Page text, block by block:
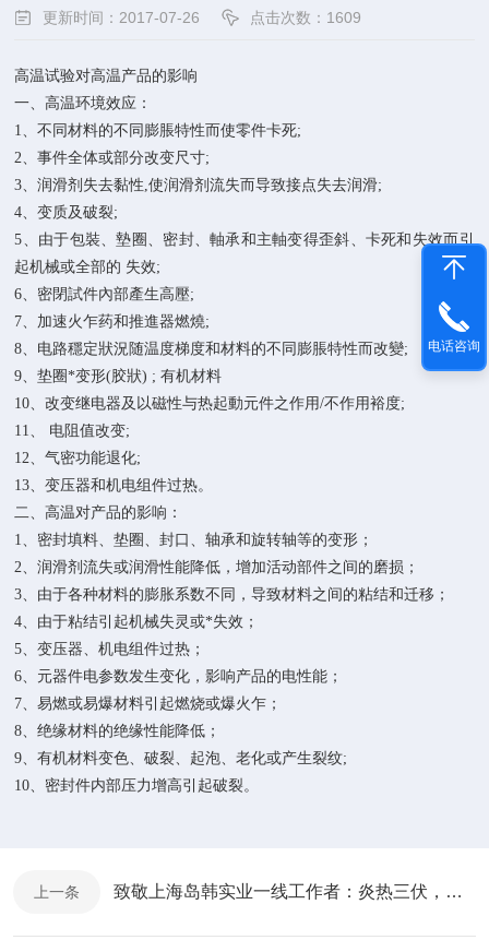
更新时间：2017-07-26 点击次数：1609
高温试验对高温产品的影响
一、高温环境效应：
1、不同材料的不同膨脹特性而使零件卡死;
2、事件全体或部分改变尺寸;
3、润滑剂失去黏性,使润滑剂流失而导致接点失去润滑;
4、变质及破裂;
5、 由于包裝、墊圈、密封、軸承和主軸变得歪斜、卡死和失效而引
起机械或全部的 失效;
6、 密閉試件內部產生高壓;
7、 加速火乍药和推進器燃燒;
8、 电路穩定狀況随温度梯度和材料的不同膨脹特性而改變;
9、垫圈*变形(胶狀) ; 有机材料
10、改变继电器及以磁性与热起動元件之作用/不作用裕度;
11、
电阻值改变;
12、气密功能退化;
13、变压器和机电组件过热。
二、高温对产品的影响：
1、密封填料、垫圈、封口、轴承和旋转轴等的变形；
2、润滑剂流失或润滑性能降低，增加活动部件之间的磨损；
3、由于各种材料的膨胀系数不同，导致材料之间的粘结和迁移；
4、由于粘结引起机械失灵或*失效；
5、变压器、机电组件过热；
6、元器件电参数发生变化，影响产品的电性能；
7、易燃或易爆材料引起燃烧或爆火乍；
8、绝缘材料的绝缘性能降低；
9、有机材料变色、破裂、起泡、老化或产生裂纹;
10、密封件内部压力增高引起破裂。
上一条 致敬上海岛韩实业一线工作者：炎热三伏，我们在！
电话咨询